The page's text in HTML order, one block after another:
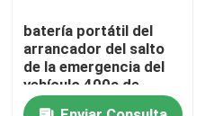
Productos
Sobre nosotros
batería portátil del
arrancador del salto
de la emergencia del
vehículo 400a de
4000mAh 11.1V para